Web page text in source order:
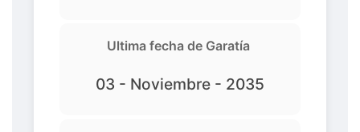
Ultima fecha de Garatía
03 - Noviembre - 2035